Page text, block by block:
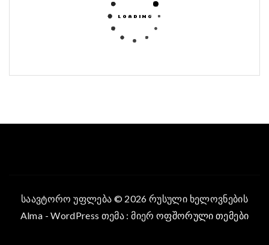
საავტორო უფლება © 2026 რუსული ხელოვნების
Alma - WordPress თემა : მიერ ოფშორული თემები